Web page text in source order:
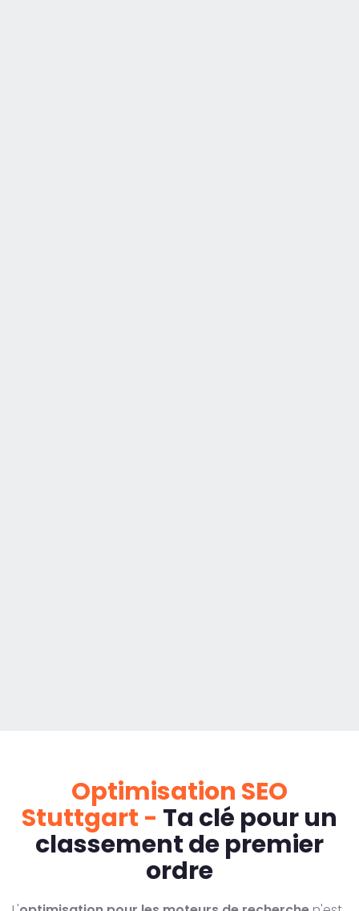
Optimisation SEO
Stuttgart - Ta clé pour un
classement de premier
ordre